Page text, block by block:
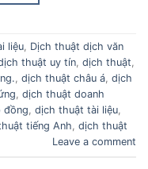
liệu, Dịch thuật dịch văn
thuật uy tín, dịch thuật,
, dịch thuật châu á, dịch
, dịch thuật doanh
đồng, dịch thuật tài liệu,
tiếng Anh, dịch thuật
Leave a comment